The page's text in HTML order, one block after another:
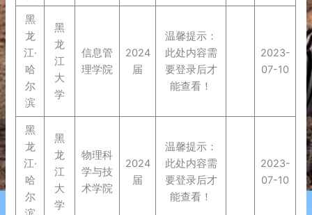
黑
龙
江·
哈
尔
滨
黑
龙
江
大
学
信息管
理学院
2024
届
温馨提示：
此处内容需
要登录后才
能查看！
2023-
07-10
黑
龙
江·
哈
尔
黑
龙
江
大
学
物理科
学与技
术学院
2024
届
温馨提示：
此处内容需
要登录后才
能查看！
2023-
07-10